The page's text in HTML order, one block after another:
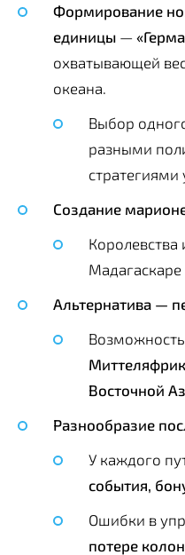
Формирование
единицы —
охватывающей
океана.
Выбор
разными
стратегиями
Создание
Королевства
Мадагаскаре
Альтернатива —
Восточной
Разнообразие
У каждого
события,
Ошибки в
потере